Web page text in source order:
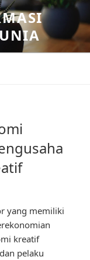
yang memiliki
kreatif
pelaku